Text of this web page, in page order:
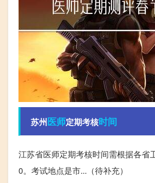
苏州医师定期考核时间
江苏省医师定期考核时间需根据各
0。考试地点是市...（待补充）